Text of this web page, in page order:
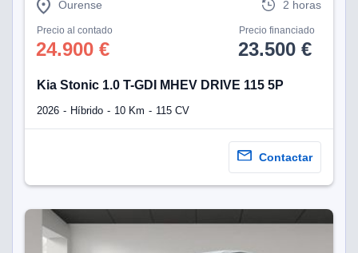
Ourense 2 horas
Precio al contado
24.900 €
Precio financiado
23.500 €
Kia Stonic 1.0 T-GDI MHEV DRIVE 115 5P
2026 Híbrido 10 Km 115 CV
Contactar